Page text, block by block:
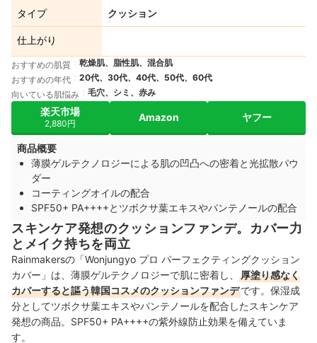
タイプ クッション
仕上がり
おすすめの肌質
乾燥肌、脂性肌、混合肌
おすすめの年代
20代、30代、40代、50代、60代
向いている肌悩み
毛穴、シミ、赤み
楽天市場
2,880円
Amazon ヤフー
商品概要
薄膜ゲルテクノロジーによる肌の凹凸への密着と光拡散パウ
ダー
コーティングオイルの配合
SPF50+ PA++++とツボクサ葉エキスやパンテノールの配合
スキンケア発想のクッションファンデ。カバー力
とメイク持ちを両立
Rainmakersの「Wonjungyo プロ パーフェクティングクッション
カバー」は、薄膜ゲルテクノロジーで肌に密着し、
厚塗り感なく
カバーすると謳う韓国コスメのクッションファンデです。保湿成
分としてツボクサ葉エキスやパンテノールを配合したスキンケア
発想の商品。SPF50+ PA++++の紫外線防止効果を備えていま
す。